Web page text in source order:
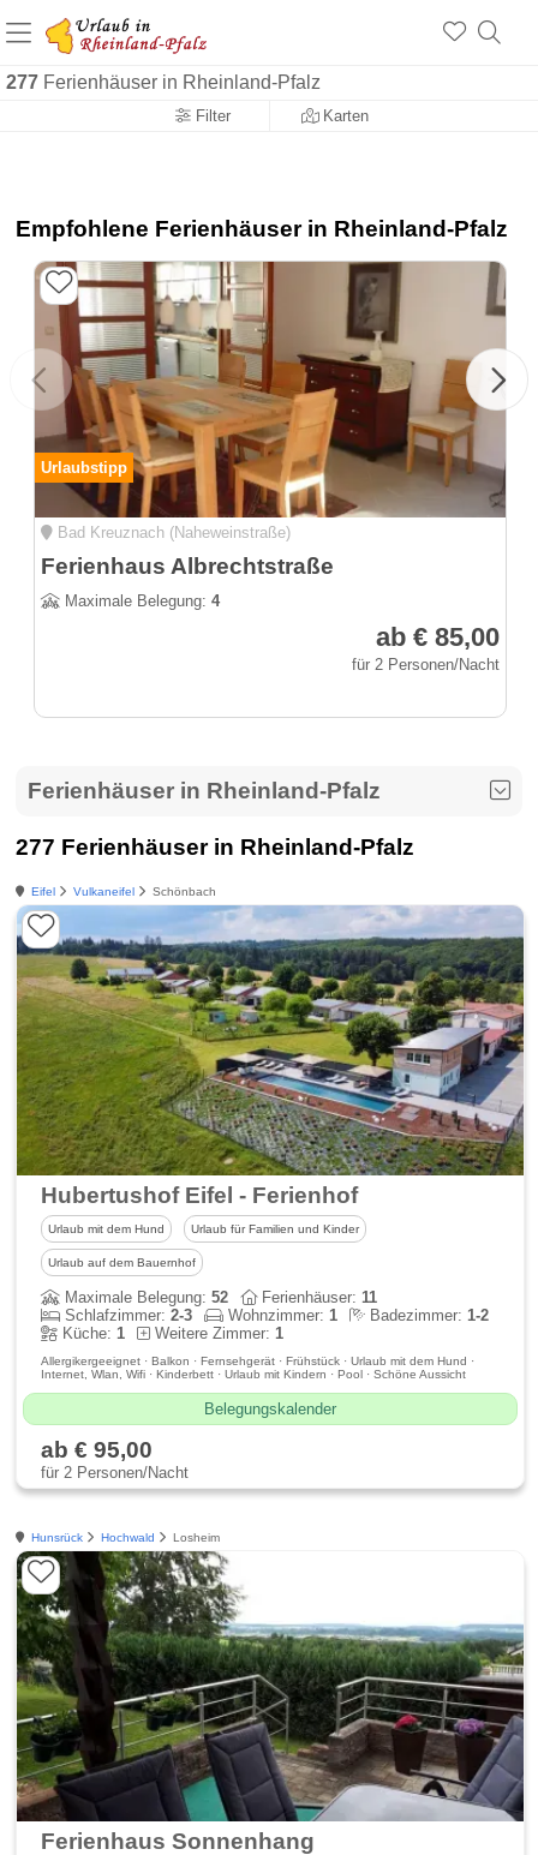
277 Ferienhäuser in Rheinland-Pfalz
Filter Karten
+1.500 Unterkünfte in Rheinland-Pfalz
+1.000 Sehenswürdigkeiten
Empfohlene Ferienhäuser in Rheinland-Pfalz
Urlaubstipp
Bad Kreuznach (Naheweinstraße)
Ferienhaus Albrechtstraße
Maximale Belegung: 4
ab € 85,00
für 2 Personen/Nacht
Ferienhäuser in Rheinland-Pfalz
277 Ferienhäuser in Rheinland-Pfalz
Eifel Vulkaneifel Schönbach
Hubertushof Eifel - Ferienhof
Urlaub mit dem Hund Urlaub für Familien und Kinder
Urlaub auf dem Bauernhof
Maximale Belegung:52 Ferienhäuser:11
Schlafzimmer:2-3 Wohnzimmer:1 Badezimmer:1-2
Küche:1 Weitere Zimmer:1
Allergikergeeignet · Balkon · Fernsehgerät · Frühstück · Urlaub mit dem Hund ·
Internet, Wlan, Wifi · Kinderbett · Urlaub mit Kindern · Pool · Schöne Aussicht
Belegungskalender
ab € 95,00
für 2 Personen/Nacht
Hunsrück Hochwald Losheim
Ferienhaus Sonnenhang